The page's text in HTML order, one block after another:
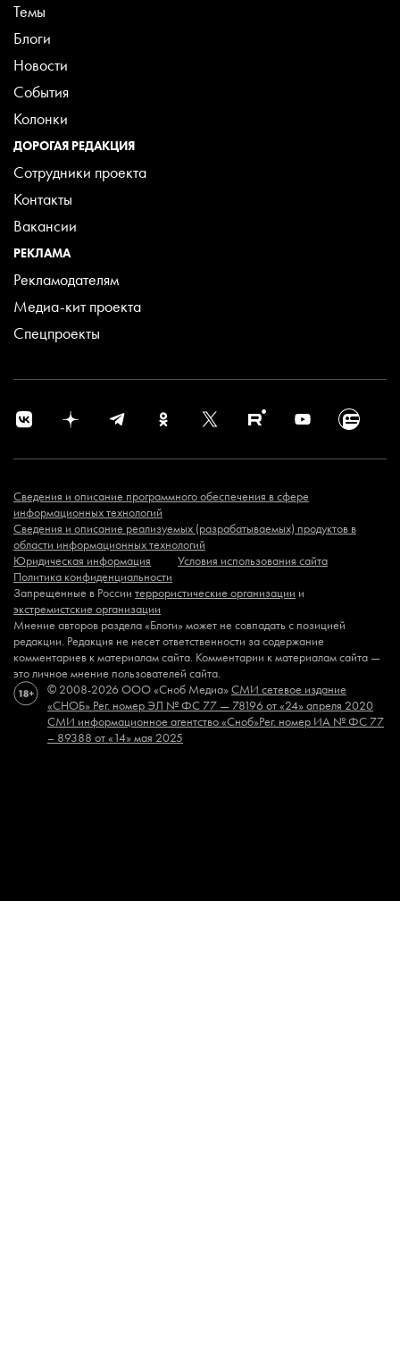
Темы
Блоги
Новости
События
Колонки
ДОРОГАЯ РЕДАКЦИЯ
Сотрудники проекта
Контакты
Вакансии
РЕКЛАМА
Рекламодателям
Медиа-кит проекта
Спецпроекты
Мнение авторов раздела «Блоги» может не совпадать с позицией
редакции. Редакция не несет ответственности за содержание
комментариев к материалам сайта. Комментарии к материалам сайта —
это личное мнение пользователей сайта.
Запрещенные в России террористические организации и
экстремистские организации
© 2008-2026 ООО «Сноб Медиа»СМИ сетевое издание
«СНОБ» Рег. номер ЭЛ № ФС 77 — 78196 от «24» апреля 2020
СМИ информационное агентство «Сноб»Рег. номер ИА № ФС 77
– 89388 от «14» мая 2025
Сведения и описание программного обеспечения в сфере
информационных технологий
Сведения и описание реализуемых (разрабатываемых) продуктов в
области информационных технологий
Юридическая информация
Условия использования сайта
Политика конфиденциальности